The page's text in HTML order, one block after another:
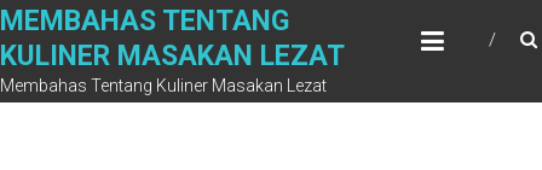
Skip
content
MEMBAHAS TENTANG
KULINER MASAKAN LEZAT
Membahas Tentang Kuliner Masakan Lezat